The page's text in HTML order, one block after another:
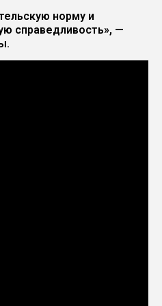
норму и
справедливость», —